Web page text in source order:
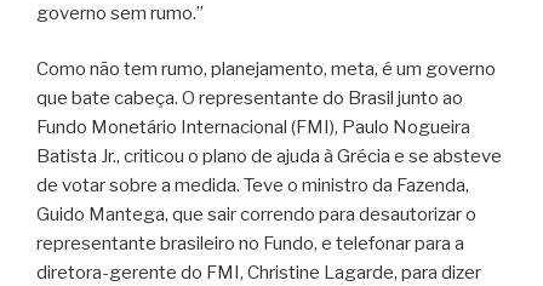
governo sem rumo.”
Como não tem rumo, planejamento, meta, é um governo
que bate cabeça. O representante do Brasil junto ao
Fundo Monetário Internacional (FMI), Paulo Nogueira
Batista Jr., criticou o plano de ajuda à Grécia e se absteve
de votar sobre a medida. Teve o ministro da Fazenda,
Guido Mantega, que sair correndo para desautorizar o
representante brasileiro no Fundo, e telefonar para a
diretora-gerente do FMI, Christine Lagarde, para dizer